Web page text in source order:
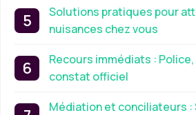
Solutions pratiques pour
nuisances chez vous
Recours immédiats :
constat officiel
Médiation et conciliateurs :